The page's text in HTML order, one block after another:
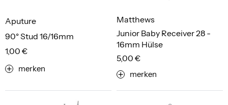
90° Stud 16/16mm
Aputure
1,00 €
merken
Junior Baby Receiver 28 -
16mm Hülse
Matthews
5,00 €
merken